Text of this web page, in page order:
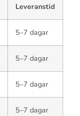
Leveranstid
5–7 dagar
5–7 dagar
5–7 dagar
5–7 dagar